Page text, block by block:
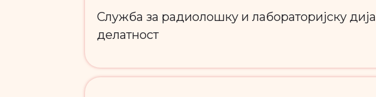
Служба за радиолошку и лабораторијску
делатност